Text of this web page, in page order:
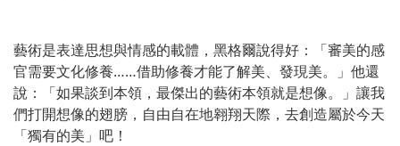
藝術是表達思想與情感的載體，黑格爾說得好：「審美的感
官需要文化修養……借助修養才能了解美、發現美。」他還
說：「如果談到本領，最傑出的藝術本領就是想像。」讓我
們打開想像的翅膀，自由自在地翱翔天際，去創造屬於今天
「獨有的美」吧！